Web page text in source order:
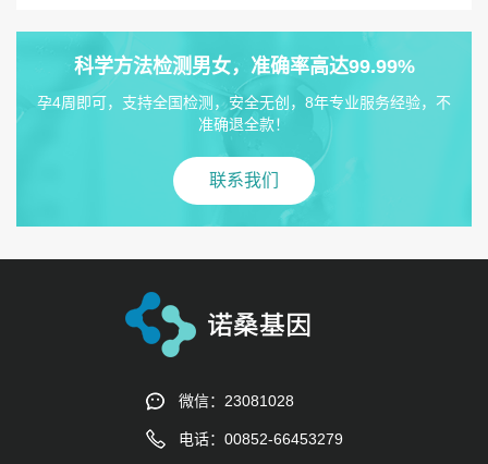
科学方法检测男女，准确率高达99.99%
孕4周即可，支持全国检测，安全无创，8年专业服务经验，不
准确退全款！
联系我们
微信：23081028
电话：00852-66453279